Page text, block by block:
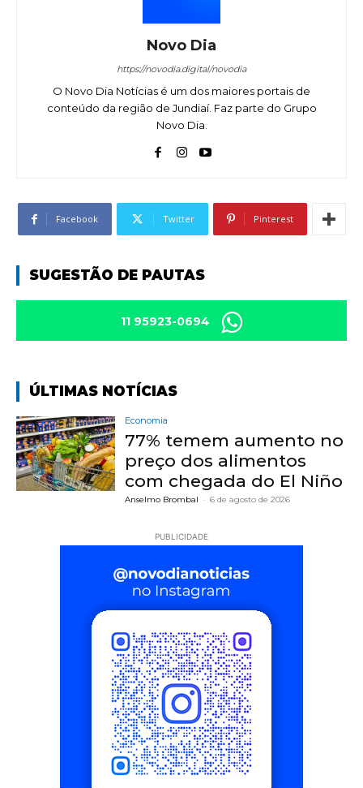
Novo Dia
https://novodia.digital/novodia
O Novo Dia Notícias é um dos maiores portais de
conteúdo da região de Jundiaí. Faz parte do Grupo
Novo Dia.
Facebook Twitter Pinterest
SUGESTÃO DE PAUTAS
11 95923-0694
ÚLTIMAS NOTÍCIAS
Economia
77% temem aumento no
preço dos alimentos
com chegada do El Niño
Anselmo Brombal - 6 de agosto de 2026
PUBLICIDADE